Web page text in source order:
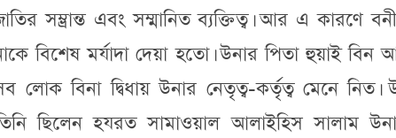
সম্ভ্রান্ত এবং সম্মানিত ব্যক্তিত্ব। আর এ
বিশেষ মর্যাদা দেয়া হতো। উনার পিতা হুয়াই বিন
লোক বিনা দ্বিধায় উনার নেতৃত্ব-কর্তৃত্ব মেনে
ছিলেন হযরত সামাওয়াল আলাইহিস সালাম